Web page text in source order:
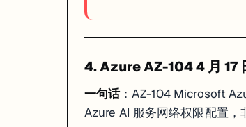
4. Azure AZ-104 4 月 17
一句话：AZ-104 Microsoft
Azure AI 服务网络权限配置，